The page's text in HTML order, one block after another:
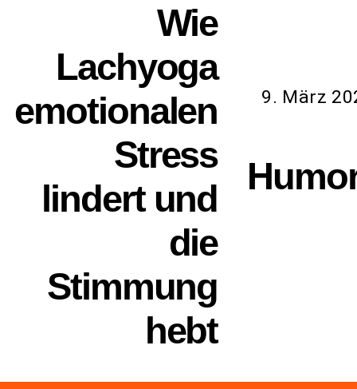
Wie
Lachyoga
emotionalen
Stress
lindert und
die
Stimmung
hebt
9. März